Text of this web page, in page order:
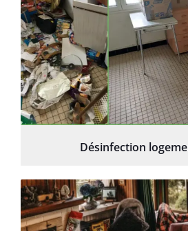
Désinfection